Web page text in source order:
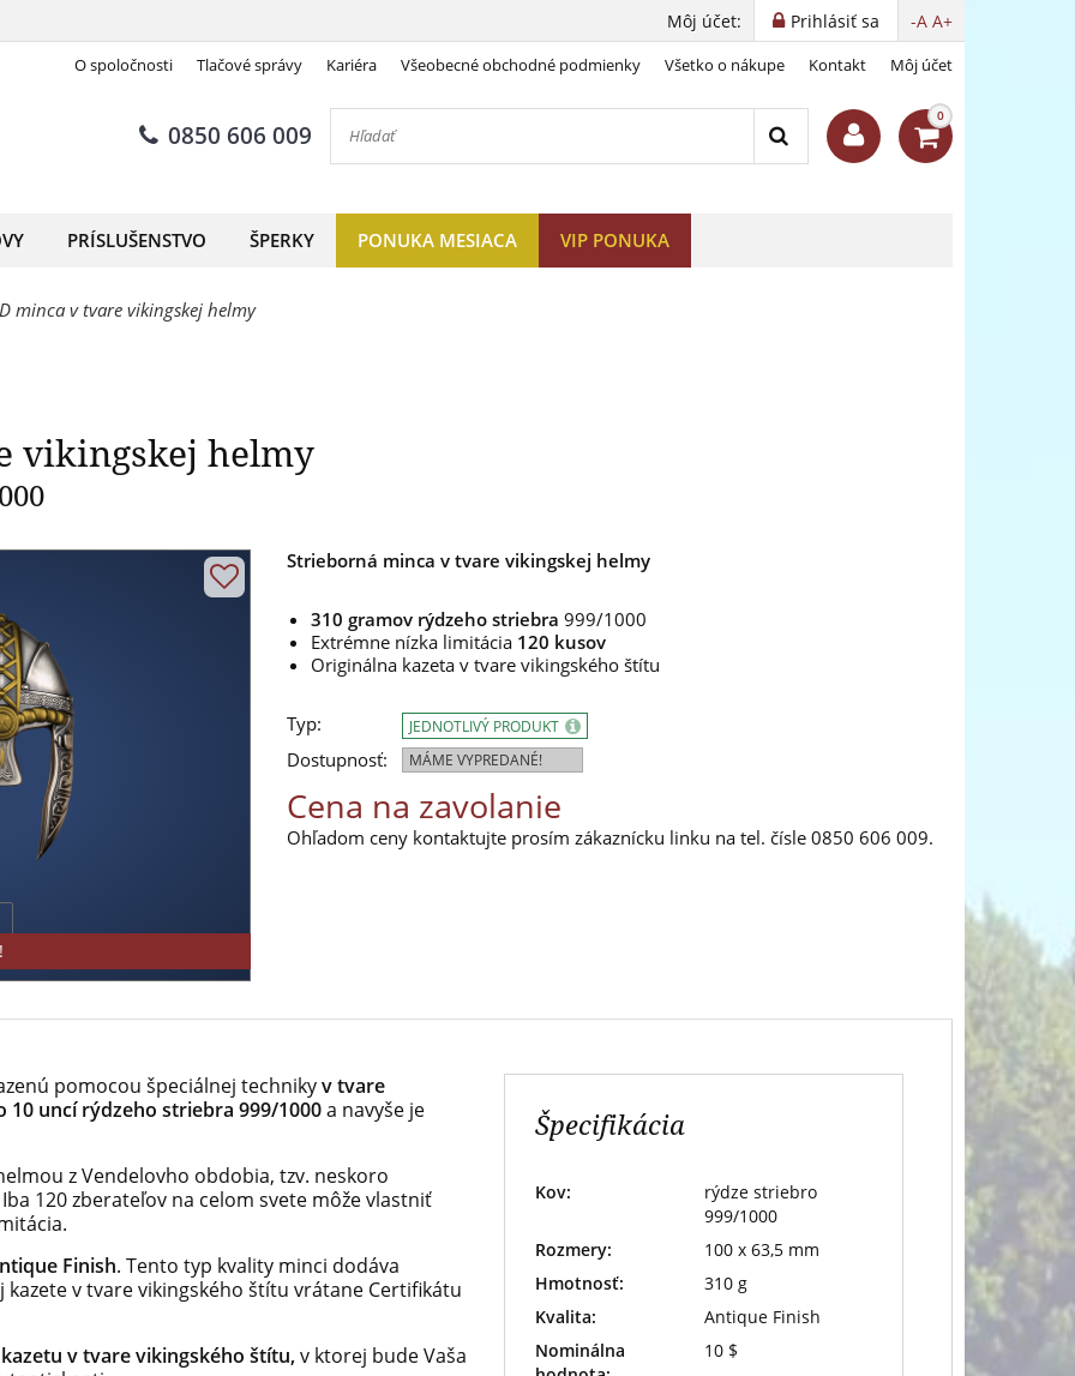
-A A+
Prihlásiť sa
Môj účet:
O spoločnosti Tlačové správy Kariéra Všeobecné obchodné podmienky Všetko o nákupe Kontakt Môj účet
0850 606 009
0
PRÍSLUŠENSTVO ŠPERKY PONUKA MESIACA VIP PONUKA
minca v tvare vikingskej helmy
vikingskej helmy
Strieborná minca v tvare vikingskej helmy
310 gramov rýdzeho striebra 999/1000
Extrémne nízka limitácia 120 kusov
Originálna kazeta v tvare vikingského štítu
Typ:
Dostupnosť:
JEDNOTLIVÝ PRODUKT
MÁME VYPREDANÉ!
Cena na zavolanie
Ohľadom ceny kontaktujte prosím zákaznícku linku na tel. čísle 0850 606 009.
pomocou špeciálnej technikyv tvare
10 uncí rýdzeho striebra 999/1000a navyše je
z Vendelovho obdobia, tzv. neskoro
Iba 120 zberateľov na celom svete môže vlastniť
Finish. Tento typ kvality minci dodáva
kazete v tvare vikingského štítu vrátane Certifikátu
v tvare vikingského štítu,v ktorej bude Vaša
Špecifikácia
Kov:
rýdze striebro
999/1000
Rozmery:
100 x 63,5 mm
Hmotnosť:
310 g
Kvalita:
Antique Finish
Nominálna
10 $
minca v tvare vikingskej helmy